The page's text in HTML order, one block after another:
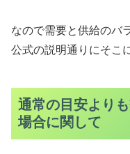
なので需要と供給のバ
公式の説明通りにそこ
通常の目安より
場合に関して